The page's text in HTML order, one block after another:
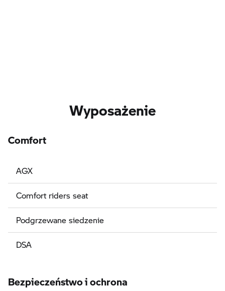
Wyposażenie
Comfort
AGX
Comfort riders seat
Podgrzewane siedzenie
DSA
Bezpieczeństwo i ochrona